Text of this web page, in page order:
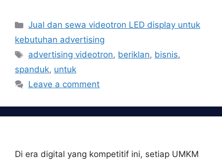
Categories
Jual dan sewa videotron LED display untuk
kebutuhan advertising
Tags
advertising videotron, beriklan, bisnis,
spanduk, untuk
Leave a comment
Di era digital yang kompetitif ini, setiap UMKM